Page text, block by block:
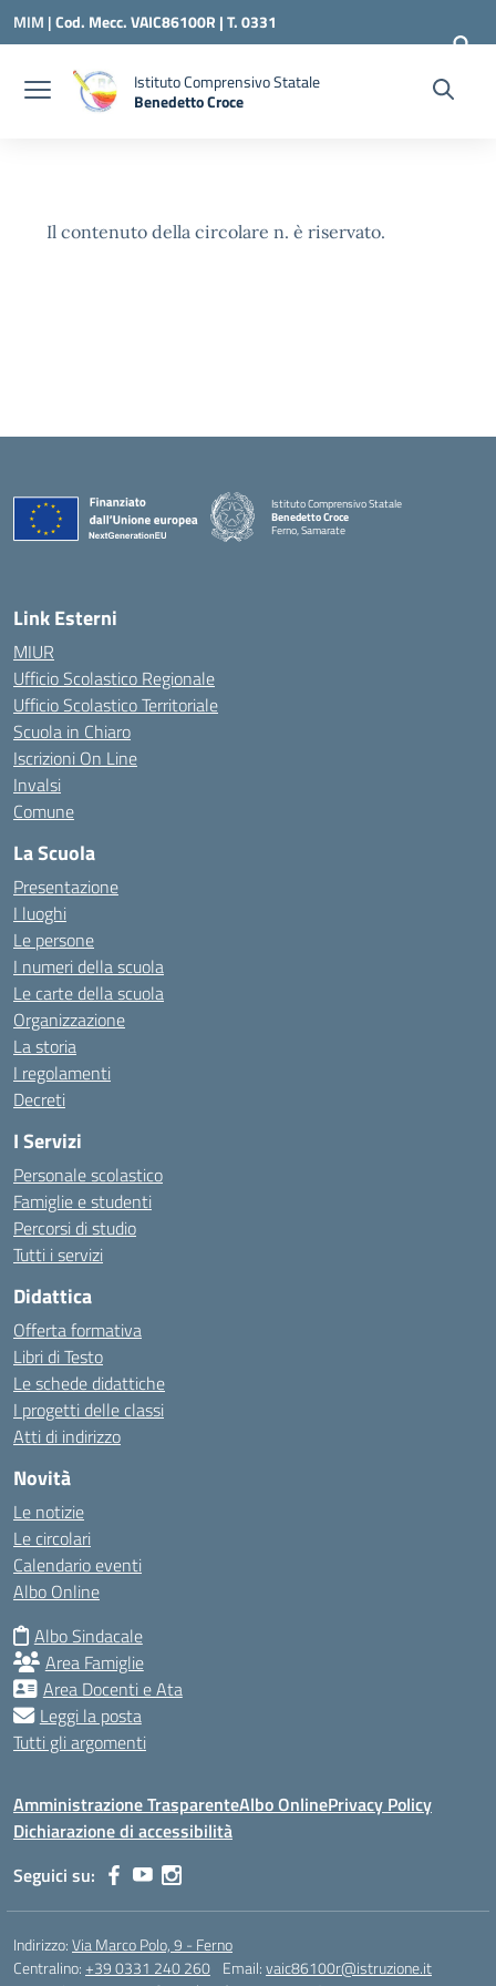
Vai ai contenuti
Vai al menu di navigazione
Vai al footer
MIM |Cod. Mecc. VAIC86100R | T. 0331
240260 | VAIC86100R@ISTRUZIONE.IT
Istituto Comprensivo Statale
Benedetto Croce
Il contenuto della circolare n. è riservato.
Istituto Comprensivo Statale
Benedetto Croce
Ferno, Samarate
Link Esterni
MIUR
Ufficio Scolastico Regionale
Ufficio Scolastico Territoriale
Scuola in Chiaro
Iscrizioni On Line
Invalsi
Comune
La Scuola
Presentazione
I luoghi
Le persone
I numeri della scuola
Le carte della scuola
Organizzazione
La storia
I regolamenti
Decreti
I Servizi
Personale scolastico
Famiglie e studenti
Percorsi di studio
Tutti i servizi
Didattica
Offerta formativa
Libri di Testo
Le schede didattiche
I progetti delle classi
Atti di indirizzo
Novità
Le notizie
Le circolari
Calendario eventi
Albo Online
Albo Sindacale
Area Famiglie
Area Docenti e Ata
Leggi la posta
Tutti gli argomenti
Amministrazione TrasparenteAlbo OnlinePrivacy Policy
Dichiarazione di accessibilità
Seguici su:
Indirizzo:Via Marco Polo, 9 - Ferno
Centralino:+39 0331 240 260 Email:vaic86100r@istruzione.it